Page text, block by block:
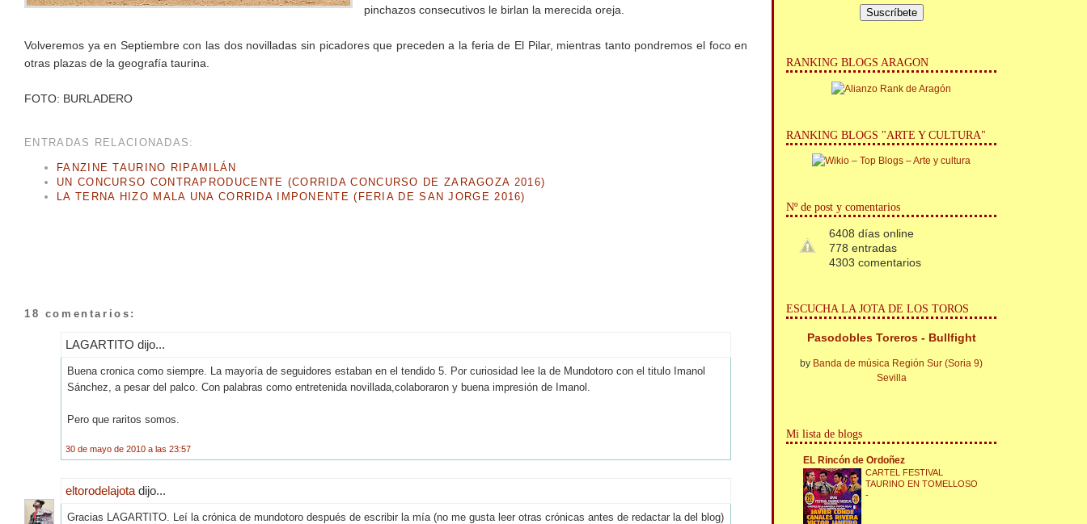
pinchazos consecutivos le birlan la merecida oreja.
Volveremos ya en Septiembre con las dos novilladas sin picadores que preceden a la feria de El Pilar, mientras tanto pondremos el foco en
otras plazas de la geografía taurina.
FOTO: BURLADERO
ENTRADAS RELACIONADAS:
FANZINE TAURINO RIPAMILÁN
UN CONCURSO CONTRAPRODUCENTE (CORRIDA CONCURSO DE ZARAGOZA 2016)
LA TERNA HIZO MALA UNA CORRIDA IMPONENTE (FERIA DE SAN JORGE 2016)
18 comentarios:
LAGARTITO dijo...
Buena cronica como siempre. La mayoría de seguidores estaban en el tendido 5. Por curiosidad lee la de Mundotoro con el titulo Imanol
Sánchez, a pesar del palco. Con palabras como entretenida novillada,colaboraron y buena impresión de Imanol.
Pero que raritos somos.
30 de mayo de 2010 a las 23:57
eltorodelajota dijo...
Gracias LAGARTITO. Leí la crónica de mundotoro después de escribir la mía (no me gusta leer otras crónicas antes de redactar la del blog)
RANKING BLOGS ARAGON
RANKING BLOGS "ARTE Y CULTURA"
Nº de post y comentarios
6408 días online
778 entradas
4303 comentarios
ESCUCHA LA JOTA DE LOS TOROS
Pasodobles Toreros - Bullfight
by Banda de música Región Sur (Soria 9)
Sevilla
Mi lista de blogs
EL Rincón de Ordoñez
CARTEL FESTIVAL
TAURINO EN TOMELLOSO
-